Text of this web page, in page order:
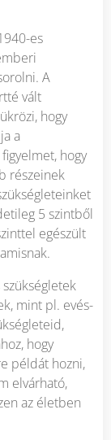
es
A
vált
hogy
a
hogy
részeinek
5 szintből
egészült
mint pl. evés-
hogy
példát hozni,
elvárható,
az életben